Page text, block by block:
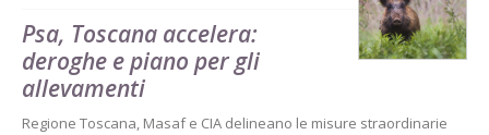
Psa, Toscana accelera:
deroghe e piano per gli
allevamenti
Regione Toscana, Masaf e CIA delineano le misure straordinarie